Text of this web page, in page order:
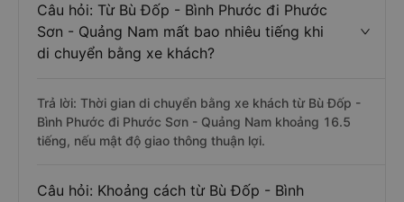
Câu hỏi: Từ Bù Đốp - Bình Phước đi Phước
Sơn - Quảng Nam mất bao nhiêu tiếng khi
di chuyển bằng xe khách?
Trả lời: Thời gian di chuyển bằng xe khách từ Bù Đốp -
Bình Phước đi Phước Sơn - Quảng Nam khoảng 16.5
tiếng, nếu mật độ giao thông thuận lợi.
Câu hỏi: Khoảng cách từ Bù Đốp - Bình